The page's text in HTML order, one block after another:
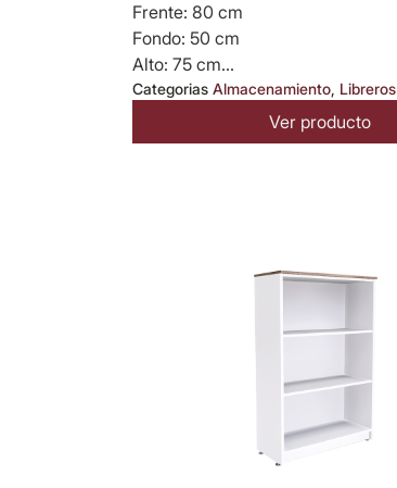
Frente: 80 cm
Fondo: 50 cm
Alto: 75 cm...
Categorias Almacenamiento, Libreros
Ver producto